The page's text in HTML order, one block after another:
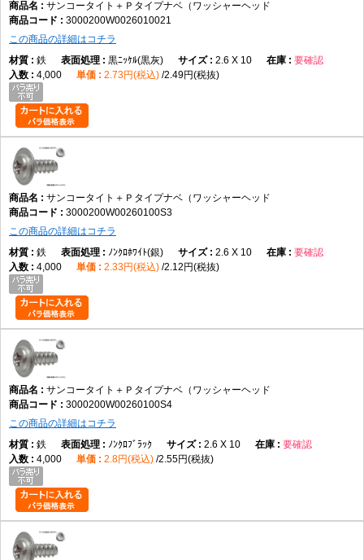
サンコータイト＋Ｐタイプナベ（ワッシャーヘッド
3000200W0026010021
この商品の詳細はコチラ
鉄
黒ﾆｯｹﾙ(黒灰) 2.6 X 10
要確認
4,000
2.73円(税込) 2.49円(税抜)
サンコータイト＋Ｐタイプナベ（ワッシャーヘッド
3000200W00260100S3
この商品の詳細はコチラ
鉄
ﾉﾝｸﾛﾎﾜｲﾄ(銀) 2.6 X 10
要確認
4,000
2.33円(税込) 2.12円(税抜)
サンコータイト＋Ｐタイプナベ（ワッシャーヘッド
3000200W00260100S4
この商品の詳細はコチラ
鉄
ﾉﾝｸﾛﾌﾞﾗｯｸ 2.6 X 10
要確認
4,000
2.8円(税込) 2.55円(税抜)